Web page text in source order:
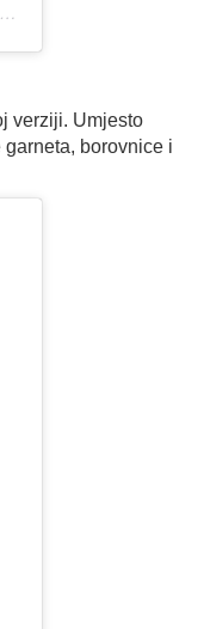
verziji. Umjesto
borovnice i